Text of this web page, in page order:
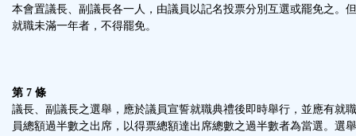
本會置議長、副議長各一人，由議員以記名投票分別互選或罷免之。但
就職未滿一年者，不得罷免。
第 7 條
議長、副議長之選舉，應於議員宣誓就職典禮後即時舉行，並應有就
員總額過半數之出席，以得票總額達出席總數之過半數者為當選。選